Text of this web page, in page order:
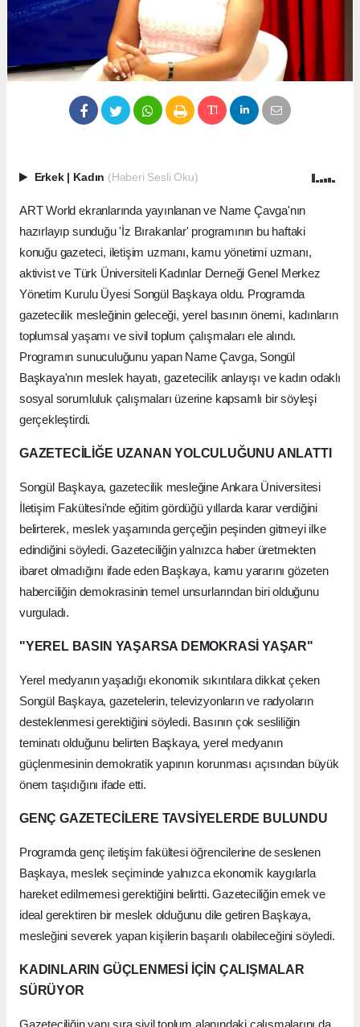
Erkek Kadın (Haberi Sesli Oku)
ART World ekranlarında yayınlanan ve Name Çavga'nın
hazırlayıp sunduğu 'İz Bırakanlar' programının bu haftaki
konuğu gazeteci, iletişim uzmanı, kamu yönetimi uzmanı,
aktivist ve Türk Üniversiteli Kadınlar Derneği Genel Merkez
Yönetim Kurulu Üyesi Songül Başkaya oldu. Programda
gazetecilik mesleğinin geleceği, yerel basının önemi, kadınların
toplumsal yaşamı ve sivil toplum çalışmaları ele alındı.
Programın sunuculuğunu yapan Name Çavga, Songül
Başkaya'nın meslek hayatı, gazetecilik anlayışı ve kadın odaklı
sosyal sorumluluk çalışmaları üzerine kapsamlı bir söyleşi
gerçekleştirdi.
GAZETECİLİĞE UZANAN YOLCULUĞUNU ANLATTI
Songül Başkaya, gazetecilik mesleğine Ankara Üniversitesi
İletişim Fakültesi'nde eğitim gördüğü yıllarda karar verdiğini
belirterek, meslek yaşamında gerçeğin peşinden gitmeyi ilke
edindiğini söyledi. Gazeteciliğin yalnızca haber üretmekten
ibaret olmadığını ifade eden Başkaya, kamu yararını gözeten
haberciliğin demokrasinin temel unsurlarından biri olduğunu
vurguladı.
"YEREL BASIN YAŞARSA DEMOKRASİ YAŞAR"
Yerel medyanın yaşadığı ekonomik sıkıntılara dikkat çeken
Songül Başkaya, gazetelerin, televizyonların ve radyoların
desteklenmesi gerektiğini söyledi. Basının çok sesliliğin
teminatı olduğunu belirten Başkaya, yerel medyanın
güçlenmesinin demokratik yapının korunması açısından büyük
önem taşıdığını ifade etti.
GENÇ GAZETECİLERE TAVSİYELERDE BULUNDU
Programda genç iletişim fakültesi öğrencilerine de seslenen
Başkaya, meslek seçiminde yalnızca ekonomik kaygılarla
hareket edilmemesi gerektiğini belirtti. Gazeteciliğin emek ve
ideal gerektiren bir meslek olduğunu dile getiren Başkaya,
mesleğini severek yapan kişilerin başarılı olabileceğini söyledi.
KADINLARIN GÜÇLENMESİ İÇİN ÇALIŞMALAR
SÜRÜYOR